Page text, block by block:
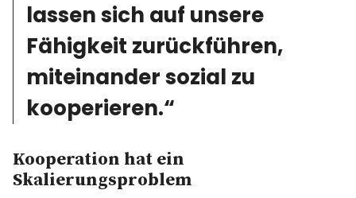
lassen sich auf unsere
Fähigkeit zurückführen,
miteinander sozial zu
kooperieren.“
Kooperation hat ein
Skalierungsproblem